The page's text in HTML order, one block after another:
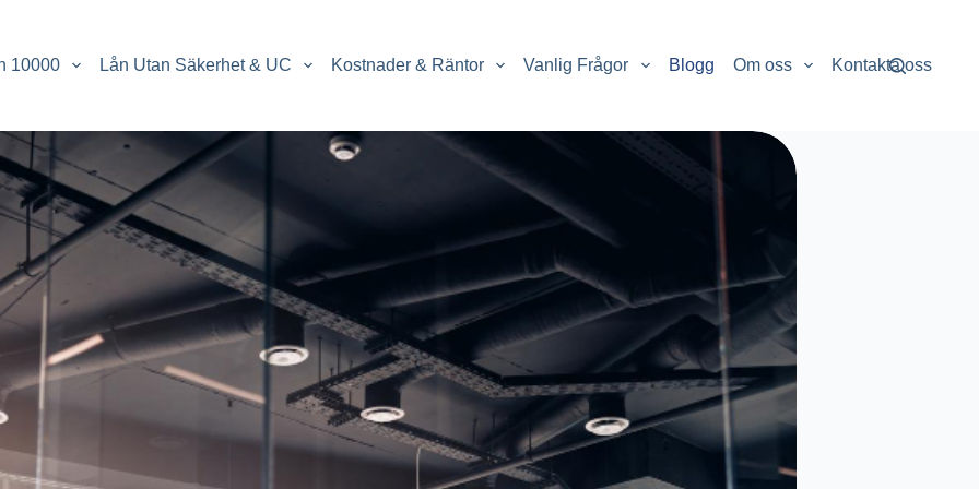
10000 Lån Utan Säkerhet & UC Kostnader & Räntor Vanlig Frågor Blogg Om oss Kontakta oss